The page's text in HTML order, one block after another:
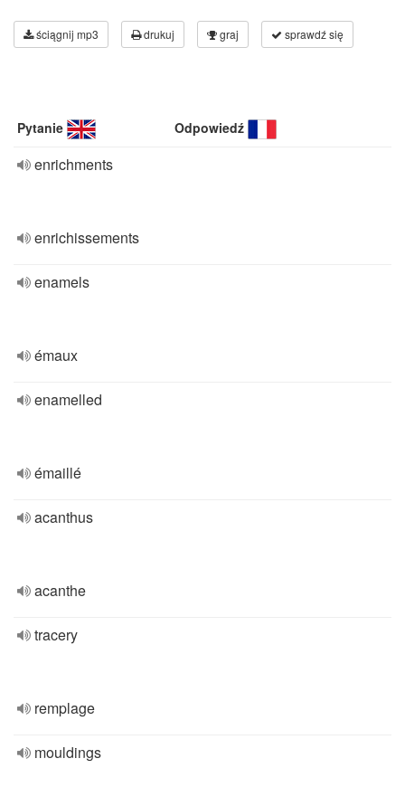
ściągnij mp3 drukuj graj sprawdź się
Pytanie Odpowiedź
enrichments
enrichissements
enamels
émaux
enamelled
émaillé
acanthus
acanthe
tracery
remplage
mouldings